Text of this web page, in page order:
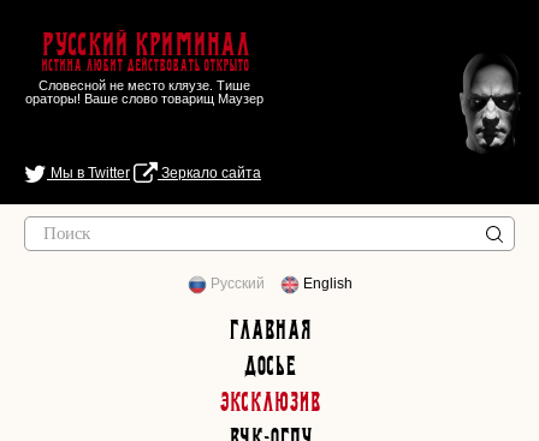
Русский Криминал
Истина любит действовать открыто
Словесной не место кляузе. Тише
ораторы! Ваше слово товарищ Маузер
Мы в Twitter Зеркало сайта
Русский English
Главная
Досье
Эксклюзив